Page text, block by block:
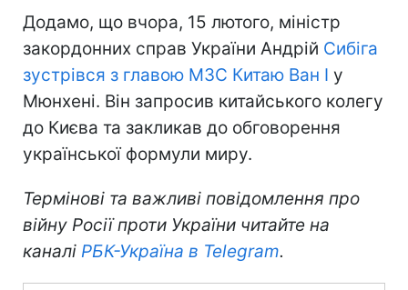
Додамо, що вчора, 15 лютого, міністр
закордонних справ України Андрій Сибіга
зустрівся з главою МЗС Китаю Ван І у
Мюнхені. Він запросив китайського колегу
до Києва та закликав до обговорення
української формули миру.
Термінові та важливі повідомлення про
війну Росії проти України читайте на
каналі РБК-Україна в Telegram.